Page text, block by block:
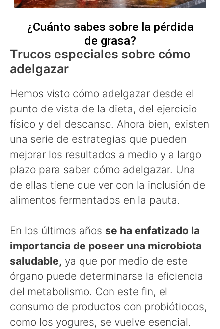
Trucos especiales sobre cómo
adelgazar
Hemos visto cómo adelgazar desde el
punto de vista de la dieta, del ejercicio
físico y del descanso. Ahora bien, existen
una serie de estrategias que pueden
mejorar los resultados a medio y a largo
plazo para saber cómo adelgazar. Una
de ellas tiene que ver con la inclusión de
alimentos fermentados en la pauta.
En los últimos años se ha enfatizado la
importancia de poseer una microbiota
saludable, ya que por medio de este
órgano puede determinarse la eficiencia
del metabolismo. Con este fin, el
consumo de productos con probiótiocos,
como los yogures, se vuelve esencial.